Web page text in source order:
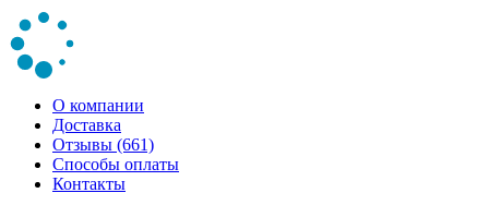
О компании
Доставка
Отзывы (661)
Способы оплаты
Контакты